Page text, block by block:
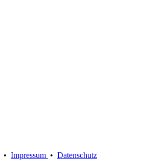
• Impressum • Datenschutz